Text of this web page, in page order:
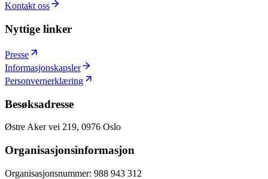
Kontakt oss
Nyttige linker
Presse
Informasjonskapsler
Personvernerklæring
Besøksadresse
Østre Aker vei 219, 0976 Oslo
Organisasjonsinformasjon
Organisasjonsnummer: 988 943 312